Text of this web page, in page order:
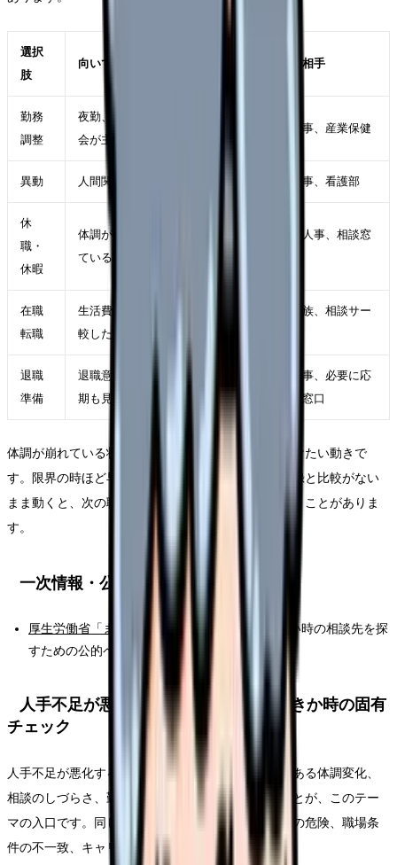
選択
肢
向いているケース 確認する相手
勤務
調整
夜勤、残業、受け持ち、委員
会が主因
師長、人事、産業保健
異動 人間関係や診療科相性が主因 師長、人事、看護部
休
職・
休暇
体調が落ち、判断力も下がっ
ている
主治医、人事、相談窓
在職
転職
生活費を守りながら条件を比
較したい
自分、家族、相談サー
退職
準備
退職意思が固く、引き継ぎ時
期も見えている
職場、人事、必要に応
じて外部窓口
体調が崩れている状態で退職届だけを急ぐことは避けたい動きで
す。限界の時ほど早く終わらせたくなりますが、記録と比較がない
まま動くと、次の職場選びで同じ条件を選んでしまうことがありま
す。
一次情報・公的情報
厚生労働省「まもろうよこころ」
：つらさが強い時の相談先を探
すための公的ページです。
人手不足が悪化する職場から逃げるべきか時の固有
チェック
人手不足が悪化する職場から逃げるべきかの背景にある体調変化、
相談のしづらさ、勤務表の負担を同じメモに残すことが、このテー
マの入口です。同じ一文の「辞めたい」でも、体調の危険、職場条
件の不一致、キャリアの迷いでは対応が変わります。